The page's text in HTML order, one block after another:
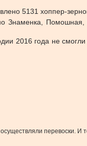
5131 хоппер-
Знаменка,
2016 года не
перевоски.